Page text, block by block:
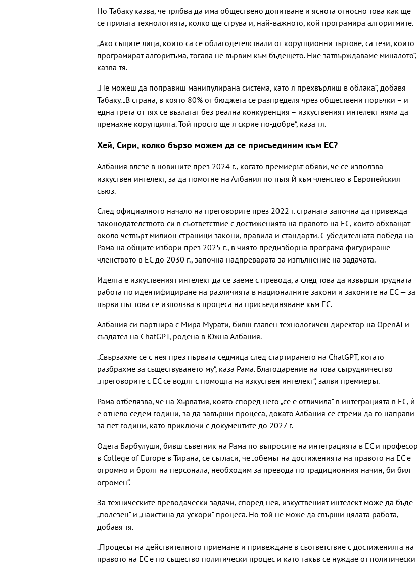
Но Табаку казва, че трябва да има обществено допитване и яснота относно това как ще
се прилага технологията, колко ще струва и, най-важното, кой програмира алгоритмите.
„Ако същите лица, които са се облагодетелствали от корупционни търгове, са тези, които
програмират алгоритъма, тогава не вървим към бъдещето. Ние затвърждаваме миналото“,
казва тя.
„Не можеш да поправиш манипулирана система, като я прехвърлиш в облака“, добавя
Табаку. „В страна, в която 80% от бюджета се разпределя чрез обществени поръчки – и
една трета от тях се възлагат без реална конкуренция – изкуственият интелект няма да
премахне корупцията. Той просто ще я скрие по-добре“, каза тя.
Хей, Сири, колко бързо можем да се присъединим към ЕС?
Албания влезе в новините през 2024 г., когато премиерът обяви, че се използва
изкуствен интелект, за да помогне на Албания по пътя ѝ към членство в Европейския
съюз.
След официалното начало на преговорите през 2022 г. страната започна да привежда
законодателството си в съответствие с достиженията на правото на ЕС, които обхващат
около четвърт милион страници закони, правила и стандарти. С убедителната победа на
Рама на общите избори през 2025 г., в чиято предизборна програма фигурираше
членството в ЕС до 2030 г., започна надпреварата за изпълнение на задачата.
Идеята е изкуственият интелект да се заеме с превода, а след това да извърши трудната
работа по идентифициране на различията в националните закони и законите на ЕС — за
първи път това се използва в процеса на присъединяване към ЕС.
Албания си партнира с Мира Мурати, бивш главен технологичен директор на OpenAI и
създател на ChatGPT, родена в Южна Албания.
„Свързахме се с нея през първата седмица след стартирането на ChatGPT, когато
разбрахме за съществуването му“, каза Рама. Благодарение на това сътрудничество
„преговорите с ЕС се водят с помощта на изкуствен интелект“, заяви премиерът.
Рама отбелязва, че на Хърватия, която според него „се е отличила“ в интеграцията в ЕС, ѝ
е отнело седем години, за да завърши процеса, докато Албания се стреми да го направи
за пет години, като приключи с документите до 2027 г.
Одета Барбулуши, бивш съветник на Рама по въпросите на интеграцията в ЕС и професор
в College of Europe в Тирана, се съгласи, че „обемът на достиженията на правото на ЕС е
огромно и броят на персонала, необходим за превода по традиционния начин, би бил
огромен“.
За техническите преводачески задачи, според нея, изкуственият интелект може да бъде
„полезен“ и „наистина да ускори“ процеса. Но той не може да свърши цялата работа,
добавя тя.
„Процесът на действителното приемане и привеждане в съответствие с достиженията на
правото на ЕС е по същество политически процес и като такъв се нуждае от политически